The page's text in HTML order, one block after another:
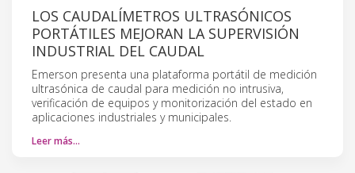
LOS CAUDALÍMETROS ULTRASÓNICOS
PORTÁTILES MEJORAN LA SUPERVISIÓN
INDUSTRIAL DEL CAUDAL
Emerson presenta una plataforma portátil de medición
ultrasónica de caudal para medición no intrusiva,
verificación de equipos y monitorización del estado en
aplicaciones industriales y municipales.
Leer más…